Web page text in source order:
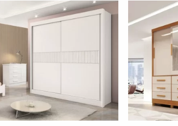
à lista de